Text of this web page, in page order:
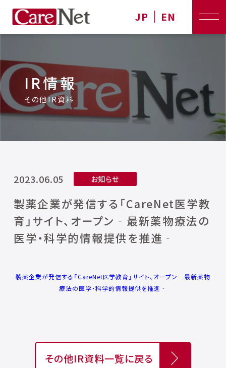
JP EN
IR情報
その他IR資料
2023.06.05 お知らせ
製薬企業が発信する「CareNet医学教
育」サイト、オープン‐最新薬物療法の
医学・科学的情報提供を推進‐
製薬企業が発信する「CareNet医学教育」サイト、オープン‐最新薬物
療法の医学・科学的情報提供を推進‐
その他IR資料一覧に戻る